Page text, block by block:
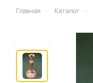
Главная Каталог